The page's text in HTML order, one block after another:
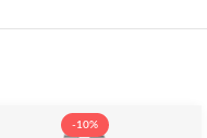
-10%